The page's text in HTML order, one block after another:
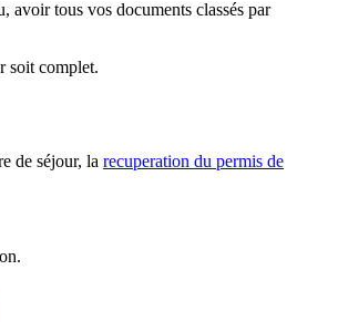
avoir tous vos documents classés par
soit complet.
de séjour, la recuperation du permis de